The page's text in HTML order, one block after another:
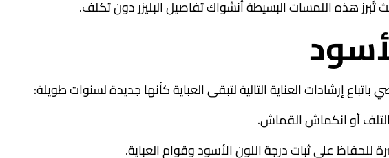
هذه اللمسات البسيطة أنشواك تفاصيل البليزر دون تكلف.
إرشادات العناية التالية لتبقى العباية كأنها جديدة لسنوات طويلة:
على ثبات درجة اللون الأسود وقوام العباية.